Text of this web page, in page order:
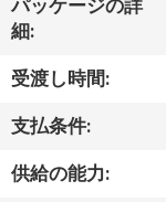
つ
い
て
工
パッケージの詳
細:
受渡し時間:
支払条件:
供給の能力: